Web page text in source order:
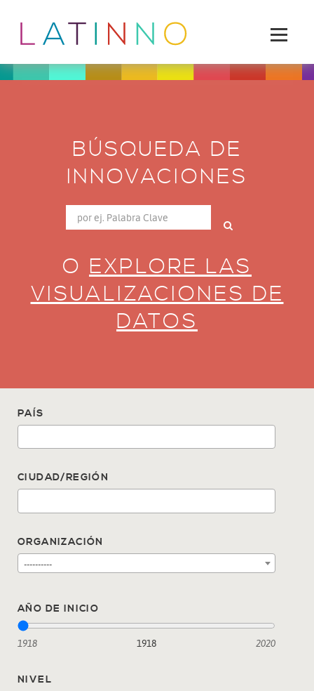
BÚSQUEDA DE
INNOVACIONES
O EXPLORE LAS
VISUALIZACIONES DE
DATOS
PAÍS
CIUDAD/REGIÓN
ORGANIZACIÓN
----------
AÑO DE INICIO
1918 2020
1918
NIVEL